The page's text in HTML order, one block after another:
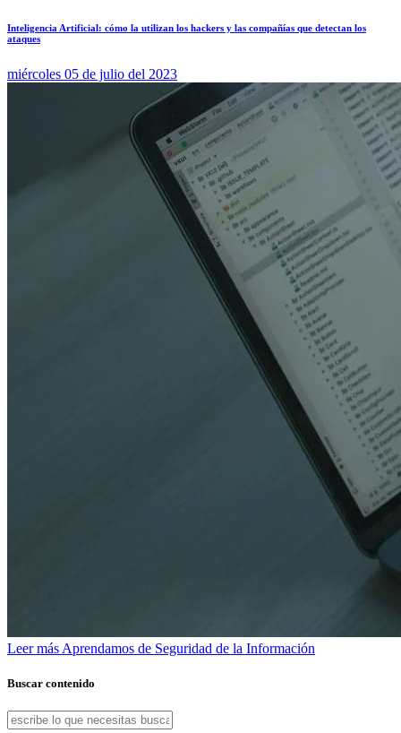
Inteligencia Artificial: cómo la utilizan los hackers y las compañías que detectan los
ataques
miércoles 05 de julio del 2023
Leer más Aprendamos de Seguridad de la Información
Buscar contenido